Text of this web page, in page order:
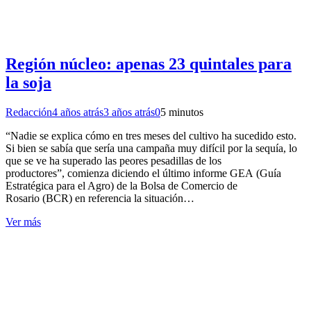
Región núcleo: apenas 23 quintales para
la soja
Redacción4 años atrás3 años atrás05 minutos
“Nadie se explica cómo en tres meses del cultivo ha sucedido esto.
Si bien se sabía que sería una campaña muy difícil por la sequía, lo
que se ve ha superado las peores pesadillas de los
productores”, comienza diciendo el último informe GEA (Guía
Estratégica para el Agro) de la Bolsa de Comercio de
Rosario (BCR) en referencia la situación…
Ver más